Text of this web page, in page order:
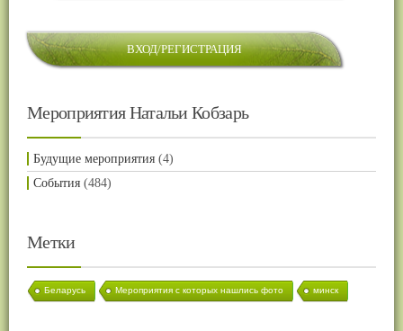
ВХОД/РЕГИСТРАЦИЯ
Мероприятия Натальи Кобзарь
Будущие мероприятия (4)
События (484)
Метки
Беларусь Мероприятия с которых нашлись фото минск